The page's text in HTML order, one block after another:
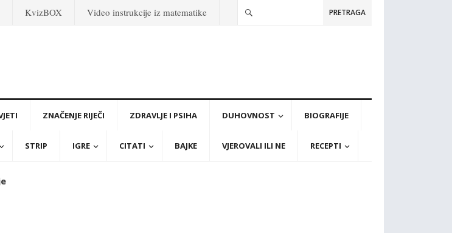
KvizBOX Video instrukcije iz matematike PRETRAGA
ZNAČENJE RIJEČI ZDRAVLJE I PSIHA DUHOVNOST BIOGRAFIJE
STRIP IGRE CITATI BAJKE VJEROVALI ILI NE RECEPTI